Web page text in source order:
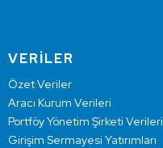
VERİLER
Özet Veriler
Aracı Kurum Verileri
Portföy Yönetim Şirketi Verileri
Girişim Sermayesi Yatırımları